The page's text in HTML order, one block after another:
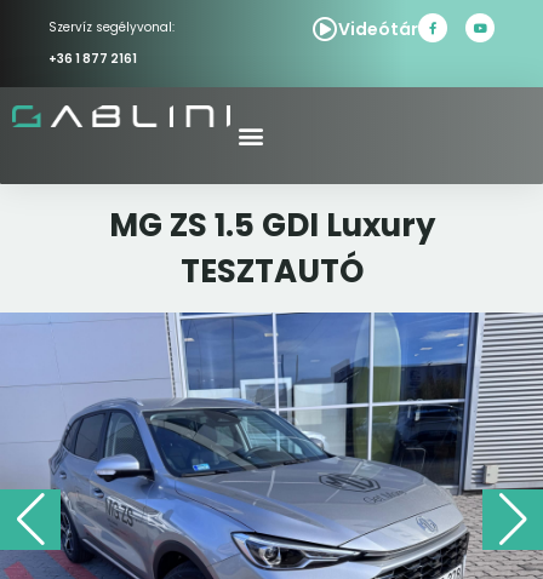
Szervíz segélyvonal:
+36 1 877 2161
Videótár
MG ZS 1.5 GDI Luxury
TESZTAUTÓ